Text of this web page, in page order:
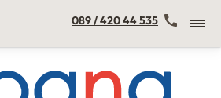
089 / 420 44 535